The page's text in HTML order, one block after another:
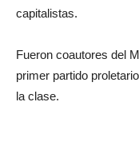
capitalistas.
Fueron coautores del
primer partido
la clase.